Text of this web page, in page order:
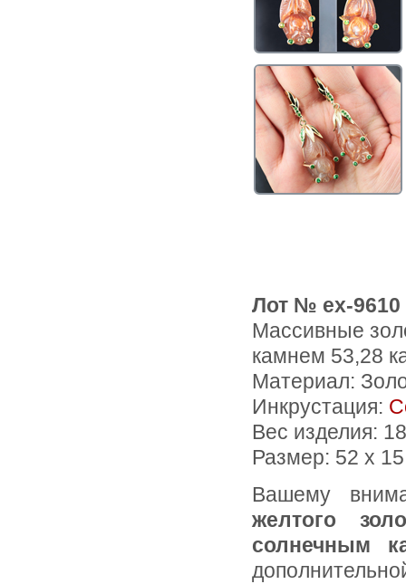
Лот № ex-9610
Массивные
камнем 53,28
Материал:
Инкрустация:
Вес изделия:
Размер: 52 х
Вашему
желтого
солнечным